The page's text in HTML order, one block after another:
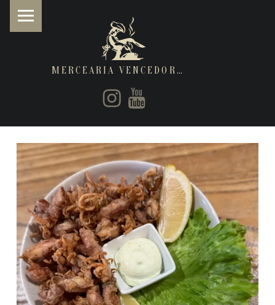
MERCEARIA VENCEDORA
Instagram
Youtube